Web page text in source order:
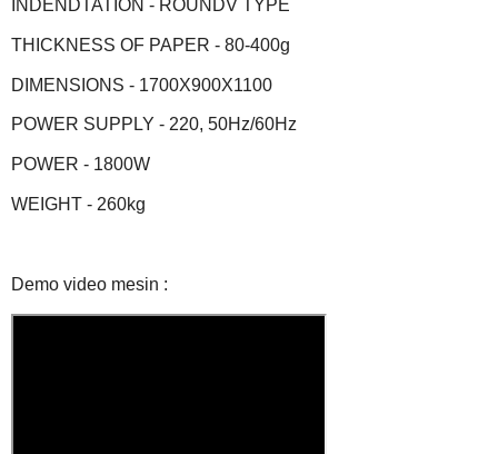
INDENDTATION - ROUNDV TYPE
THICKNESS OF PAPER - 80-400g
DIMENSIONS - 1700X900X1100
POWER SUPPLY - 220, 50Hz/60Hz
POWER - 1800W
WEIGHT - 260kg
Demo video mesin :